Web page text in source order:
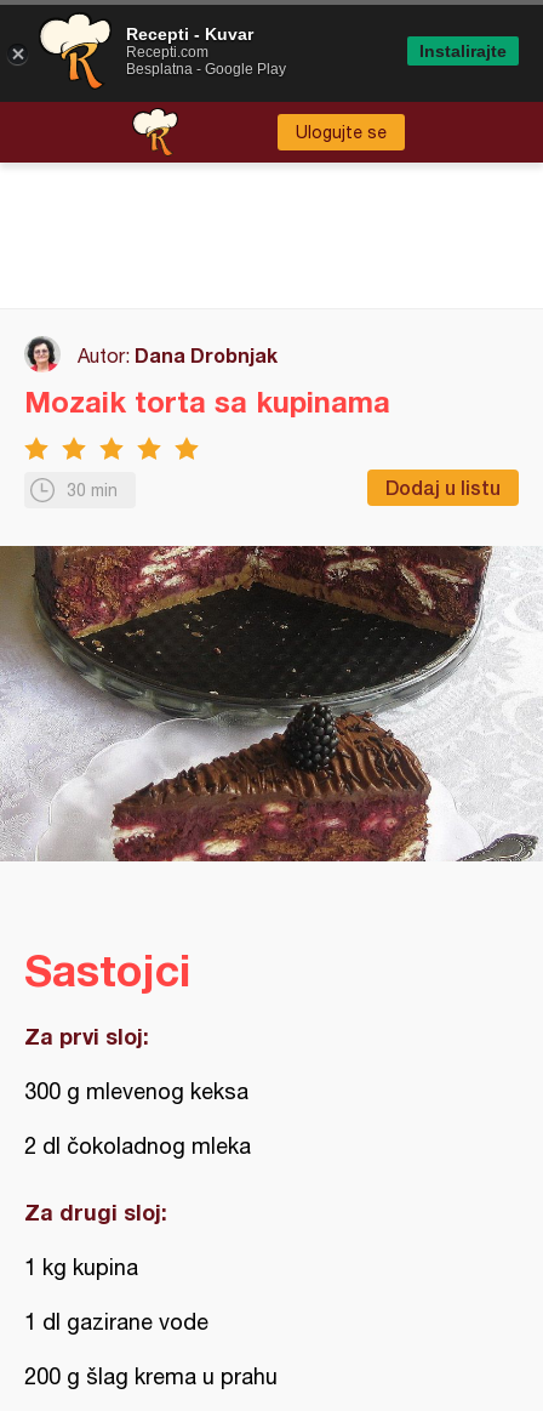
Ulogujte se
Autor: Dana Drobnjak
30 min Dodaj u listu
Mozaik torta sa kupinama
Sastojci
Za prvi sloj:
300 g mlevenog keksa
2 dl čokoladnog mleka
Za drugi sloj:
1 kg kupina
1 dl gazirane vode
200 g šlag krema u prahu
Recepti - Kuvar
Recepti.com
Besplatna - Google Play
Instalirajte